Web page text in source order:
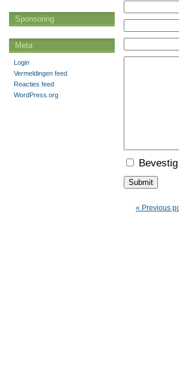
« Previous
Sponsoring
Meta
Login
Vermeldingen feed
Reacties feed
WordPress.org